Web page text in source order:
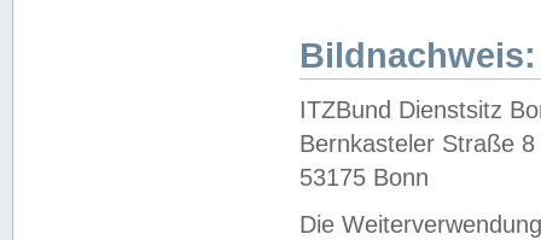
Bildnachweis:
ITZBund Dienstsitz
Bernkasteler Straße 8
53175 Bonn
Die